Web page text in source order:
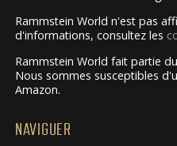
Rammstein World n'est pas
d'informations, consultez les
Rammstein World fait partie
Nous sommes susceptibles
Amazon.
NAVIGUER